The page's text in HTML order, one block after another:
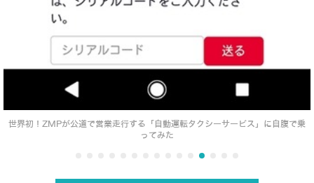
世界初！ZMPが公道で営業走行する「自動運転タクシーサービス」に自腹で乗
ってみた